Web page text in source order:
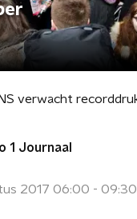
1 Journaal
2017 06:00 - 09:30